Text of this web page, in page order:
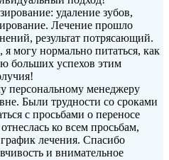
удаление зубов,
Лечение прошло
результат потрясающий.
могу нормально питаться, как
больших успехов этим
персональному менеджеру
Были трудности со сроками
с просьбами о переносе
ко всем просьбам,
лечения. Спасибо
и внимательное